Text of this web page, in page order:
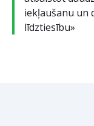
iekļaušanu un
līdztiesību»